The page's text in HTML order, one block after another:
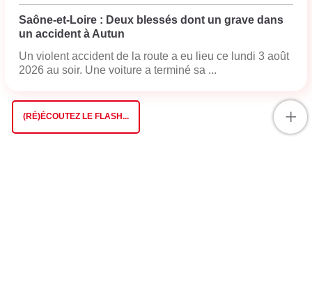
Saône-et-Loire : Deux blessés dont un grave dans
un accident à Autun
Un violent accident de la route a eu lieu ce lundi 3 août
2026 au soir. Une voiture a terminé sa ...
(RÉ)ÉCOUTEZ LE FLASH... +